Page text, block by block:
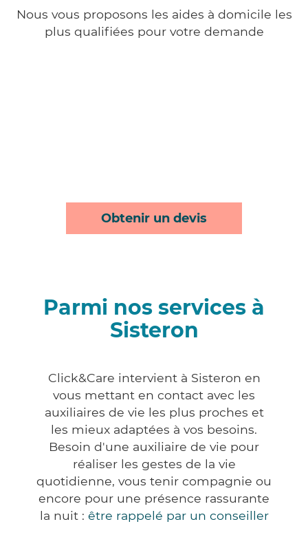
Nous vous proposons les aides à domicile les
plus qualifiées pour votre demande
Obtenir un devis
Parmi nos services à
Sisteron
Click&Care intervient à Sisteron en
vous mettant en contact avec les
auxiliaires de vie les plus proches et
les mieux adaptées à vos besoins.
Besoin d'une auxiliaire de vie pour
réaliser les gestes de la vie
quotidienne, vous tenir compagnie ou
encore pour une présence rassurante
la nuit : être rappelé par un conseiller